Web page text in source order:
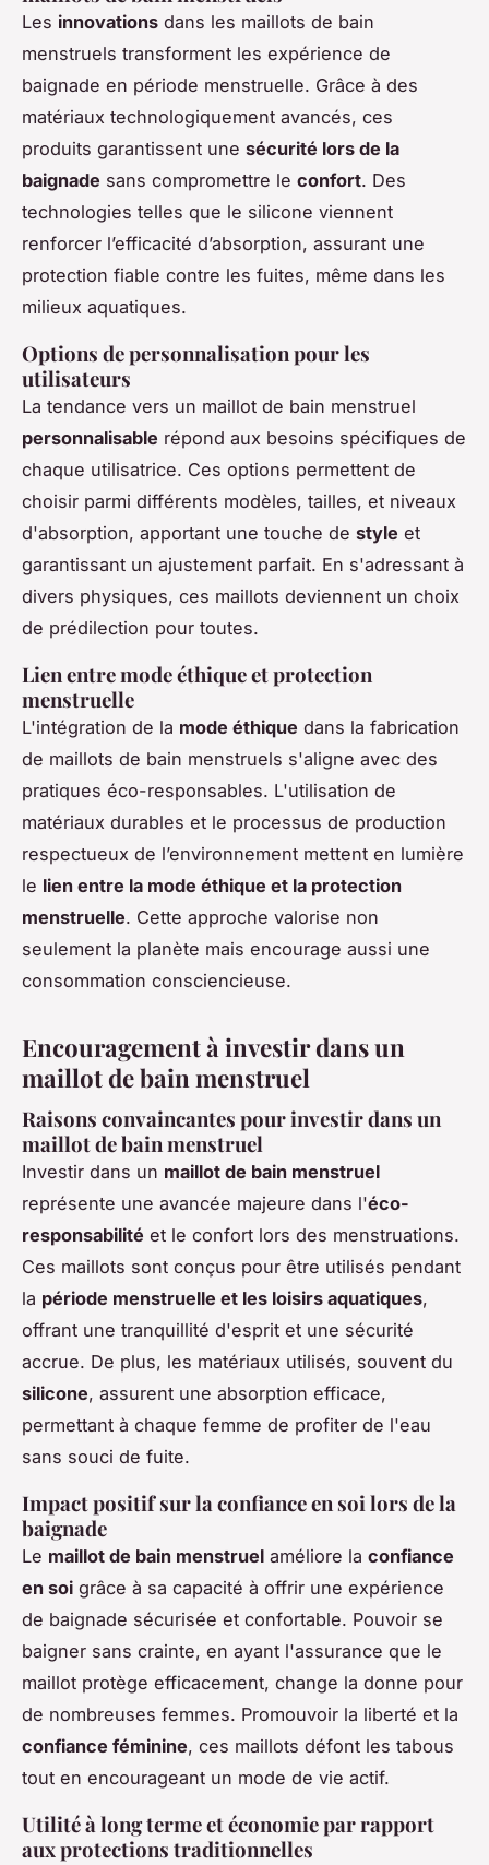
Les innovations dans les maillots de bain
menstruels transforment les expérience de
baignade en période menstruelle. Grâce à des
matériaux technologiquement avancés, ces
produits garantissent une sécurité lors de la
baignade sans compromettre le confort. Des
technologies telles que le silicone viennent
renforcer l’efficacité d’absorption, assurant une
protection fiable contre les fuites, même dans les
milieux aquatiques.
Options de personnalisation pour les
utilisateurs
La tendance vers un maillot de bain menstruel
personnalisable répond aux besoins spécifiques de
chaque utilisatrice. Ces options permettent de
choisir parmi différents modèles, tailles, et niveaux
d'absorption, apportant une touche de style et
garantissant un ajustement parfait. En s'adressant à
divers physiques, ces maillots deviennent un choix
de prédilection pour toutes.
Lien entre mode éthique et protection
menstruelle
L'intégration de la mode éthique dans la fabrication
de maillots de bain menstruels s'aligne avec des
pratiques éco-responsables. L'utilisation de
matériaux durables et le processus de production
respectueux de l’environnement mettent en lumière
le lien entre la mode éthique et la protection
menstruelle. Cette approche valorise non
seulement la planète mais encourage aussi une
consommation consciencieuse.
Encouragement à investir dans un
maillot de bain menstruel
Raisons convaincantes pour investir dans un
maillot de bain menstruel
Investir dans un maillot de bain menstruel
représente une avancée majeure dans l'éco-
responsabilité et le confort lors des menstruations.
Ces maillots sont conçus pour être utilisés pendant
la période menstruelle et les loisirs aquatiques,
offrant une tranquillité d'esprit et une sécurité
accrue. De plus, les matériaux utilisés, souvent du
silicone, assurent une absorption efficace,
permettant à chaque femme de profiter de l'eau
sans souci de fuite.
Impact positif sur la confiance en soi lors de la
baignade
Le maillot de bain menstruel améliore la confiance
en soi grâce à sa capacité à offrir une expérience
de baignade sécurisée et confortable. Pouvoir se
baigner sans crainte, en ayant l'assurance que le
maillot protège efficacement, change la donne pour
de nombreuses femmes. Promouvoir la liberté et la
confiance féminine, ces maillots défont les tabous
tout en encourageant un mode de vie actif.
Utilité à long terme et économie par rapport
aux protections traditionnelles